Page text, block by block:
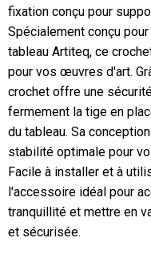
fixation conçu pour
Spécialement conçu
tableau Artiteq, ce
pour vos œuvres d'art.
crochet offre une
fermement la tige en
du tableau. Sa
stabilité optimale pour
Facile à installer et à
l'accessoire idéal pour
tranquillité et mettre en
et sécurisée.